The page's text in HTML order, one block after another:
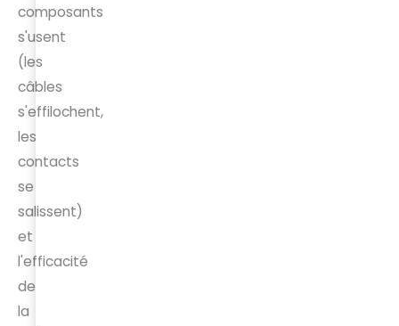
composants
s'usent
(les
câbles
s'effilochent,
les
contacts
se
salissent)
et
l'efficacité
de
la